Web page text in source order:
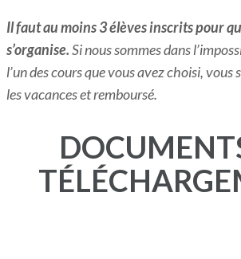
Il faut au moins 3 élèves inscrits pour
s’organise.Si nous sommes dans
l’un des cours que vous avez choisi,
les vacances et remboursé.